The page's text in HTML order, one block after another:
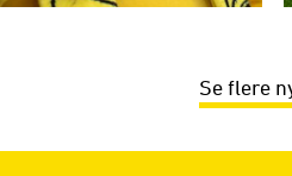
Se flere